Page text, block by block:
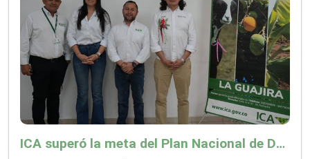
ICA superó la meta del Plan Nacional de Desarrollo y abrió 61 mercados internacionales